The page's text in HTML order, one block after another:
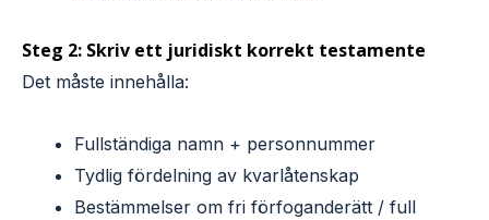
Steg 2: Skriv ett juridiskt korrekt testamente
Det måste innehålla:
Fullständiga namn + personnummer
Tydlig fördelning av kvarlåtenskap
Bestämmelser om fri förfoganderätt / full